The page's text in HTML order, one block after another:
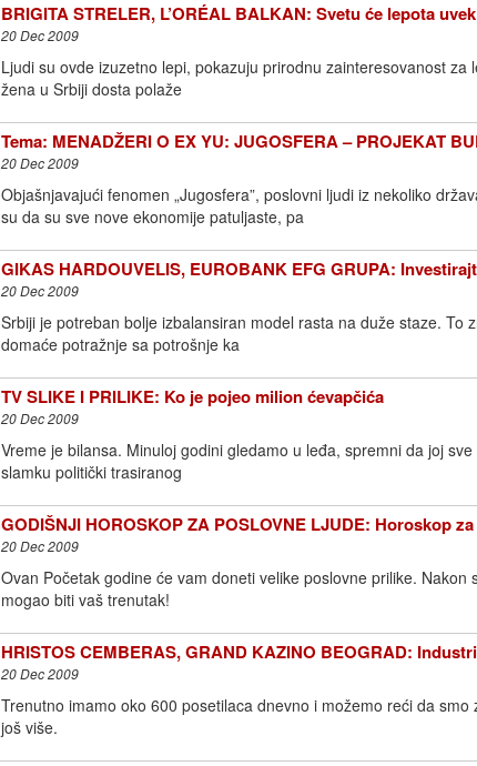
BRIGITA STRELER, L’ORÉAL BALKAN: Svetu će lepota
20 Dec 2009
Ljudi su ovde izuzetno lepi, pokazuju prirodnu zainteresovanost
žena u Srbiji dosta polaže
Tema: MENADŽERI O EX YU: JUGOSFERA – PROJEKAT
20 Dec 2009
Objašnjavajući fenomen „Jugosfera”, poslovni ljudi iz nekoliko
su da su sve nove ekonomije patuljaste, pa
GIKAS HARDOUVELIS, EUROBANK EFG GRUPA:
20 Dec 2009
Srbiji je potreban bolje izbalansiran model rasta na duže staze. To
domaće potražnje sa potrošnje ka
TV SLIKE I PRILIKE: Ko je pojeo milion ćevapčića
20 Dec 2009
Vreme je bilansa. Minuloj godini gledamo u leđa, spremni da joj
slamku politički trasiranog
GODIŠNJI HOROSKOP ZA POSLOVNE LJUDE: Horoskop
20 Dec 2009
Ovan Početak godine će vam doneti velike poslovne prilike.
mogao biti vaš trenutak!
HRISTOS CEMBERAS, GRAND KAZINO BEOGRAD:
20 Dec 2009
Trenutno imamo oko 600 posetilaca dnevno i možemo reći da
još više.